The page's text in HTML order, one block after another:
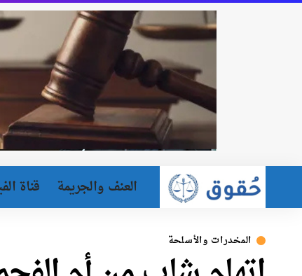
العنف والجريمة قناة
المخدرات والأسلحة